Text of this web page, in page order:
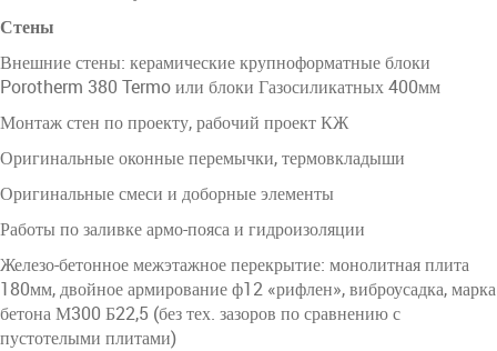
Стены
Внешние стены: керамические крупноформатные блоки
Porotherm 380 Termo или блоки Газосиликатных 400мм
Монтаж стен по проекту, рабочий проект КЖ
Оригинальные оконные перемычки, термовкладыши
Оригинальные смеси и доборные элементы
Работы по заливке армо-пояса и гидроизоляции
Железо-бетонное межэтажное перекрытие: монолитная плита
180мм, двойное армирование ф12 «рифлен», виброусадка, марка
бетона М300 Б22,5 (без тех. зазоров по сравнению с
пустотелыми плитами)